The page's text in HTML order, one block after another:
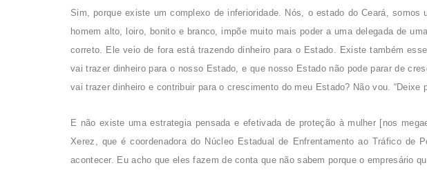
Sim, porque existe um complexo de inferioridade. Nós, o estado do Ceará,
homem alto, loiro, bonito e branco, impõe muito mais poder a uma delegada de
correto. Ele veio de fora está trazendo dinheiro para o Estado. Existe também
vai trazer dinheiro para o nosso Estado, e que nosso Estado não pode parar de
vai trazer dinheiro e contribuir para o crescimento do meu Estado? Não vou. “Deixe
E não existe uma estrategia pensada e efetivada de proteção à mulher [nos
Xerez, que é coordenadora do Núcleo Estadual de Enfrentamento ao Tráfico
acontecer. Eu acho que eles fazem de conta que não sabem porque o empresário